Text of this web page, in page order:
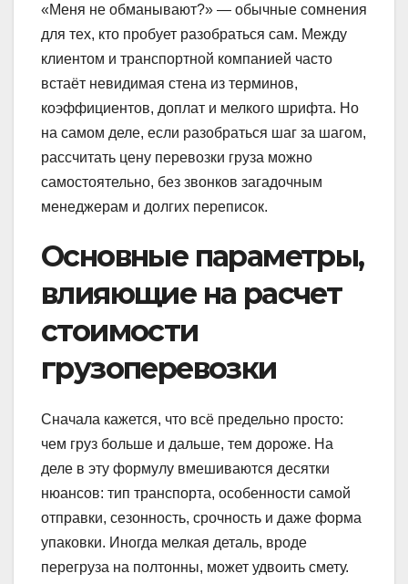
«Меня не обманывают?» — обычные сомнения
для тех, кто пробует разобраться сам. Между
клиентом и транспортной компанией часто
встаёт невидимая стена из терминов,
коэффициентов, доплат и мелкого шрифта. Но
на самом деле, если разобраться шаг за шагом,
рассчитать цену перевозки груза можно
самостоятельно, без звонков загадочным
менеджерам и долгих переписок.
Основные параметры,
влияющие на расчет
стоимости
грузоперевозки
Сначала кажется, что всё предельно просто:
чем груз больше и дальше, тем дороже. На
деле в эту формулу вмешиваются десятки
нюансов: тип транспорта, особенности самой
отправки, сезонность, срочность и даже форма
упаковки. Иногда мелкая деталь, вроде
перегруза на полтонны, может удвоить смету.